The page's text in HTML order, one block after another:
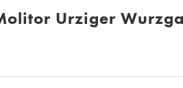
Urziger